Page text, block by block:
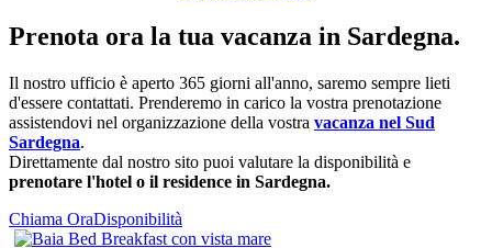
Prenota ora la tua vacanza in Sardegna.
Il nostro ufficio è aperto 365 giorni all'anno, saremo sempre lieti
d'essere contattati. Prenderemo in carico la vostra prenotazione
assistendovi nel organizzazione della vostra vacanza nel Sud
Sardegna.
Direttamente dal nostro sito puoi valutare la disponibilità e
prenotare l'hotel o il residence in Sardegna.
Chiama OraDisponibilità